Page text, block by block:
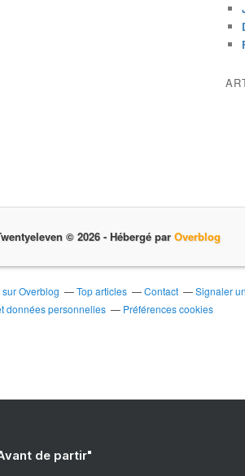
© 2026 - Hébergé par Overblog
Overblog Top articles Contact Signaler
données personnelles
Préférences cookies
de partir"